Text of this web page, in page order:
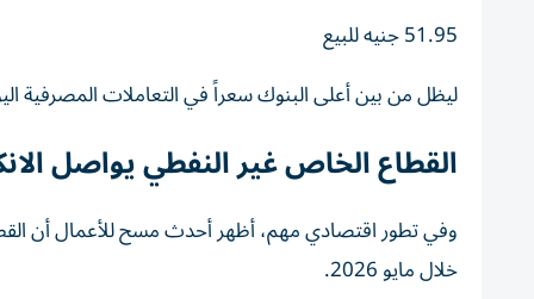
51.95 جنيه للبيع
ليظل من بين أعلى البنوك سعراً في التعاملات المصرفية
القطاع الخاص غير النفطي يواصل
وفي تطور اقتصادي مهم، أظهر أحدث مسح للأعمال أن
خلال مايو 2026.